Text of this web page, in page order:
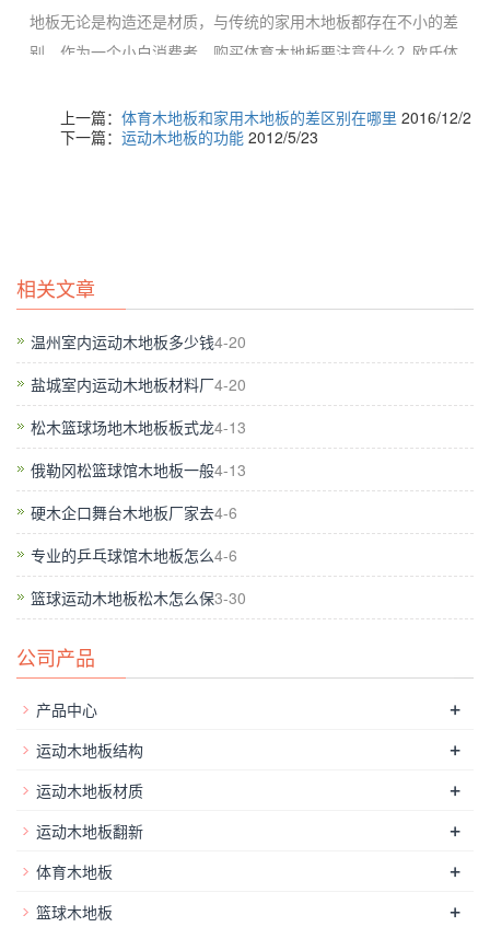
地板无论是构造还是材质，与传统的家用木地板都存在不小的差
别，作为一个小白消费者，购买体育木地板要注意什么？欧氏体
的首钢篮球中心场馆。
比如在年初更换新木地板之前，原来的木地板老旧不堪，不少顾
等问题，并且从外观上看，老地板呈现出黝黑蜡黄的颜色，像是
一位久病不愈、垂暮之龄老人的肤色，这说明了老地板的弹性、
摩擦度、吸震性等均已严重老化，如果再不更换新地板，顾客的
流失率会越来越高。
今年初，场馆意识到地板老旧程度严重，决定全面更换新地板，
育木地板，新地板为A级枫木原料，具有坚硬、耐磨、美观、柔
韧适中等优点，欧氏地板板面的下方是具备高减震、高弹性的防
的Phylon材质减震垫，层层结合，环环相扣，将欧氏地板的作用
新地板的铺设和延长寿命起一定作用。以上内容就是选择欧氏体
育运动实木地板的缘由。
上一篇： 体育木地板和家用木地板的差区别在哪里 2016/12/2
下一篇： 运动木地板的功能 2012/5/23
相关文章
温州室内运动木地板多少钱4-20
盐城室内运动木地板材料厂4-20
松木篮球场地木地板板式龙4-13
俄勒冈松篮球馆木地板一般4-13
硬木企口舞台木地板厂家去4-6
专业的乒乓球馆木地板怎么4-6
篮球运动木地板松木怎么保3-30
公司产品
产品中心 +
运动木地板结构 +
运动木地板材质 +
运动木地板翻新 +
体育木地板 +
篮球木地板 +